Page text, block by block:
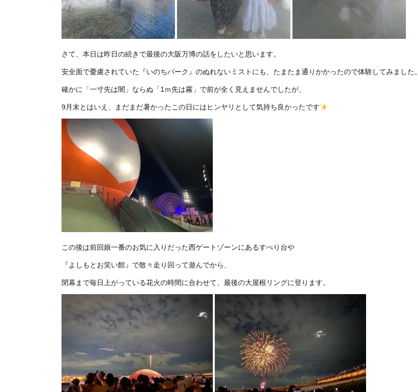
さて、本日は昨日の続きで最後の大阪万博の話をしたいと思います。
安全面で憂慮されていた『いのちパーク』のぬれないミストにも、たまたま通りかかったので体験してみました。
確かに「一寸先は闇」ならぬ「1ｍ先は霧」で前が全く見えませんでしたが、
9月末とはいえ、まだまだ暑かったこの日にはヒンヤリとして気持ち良かったです
この後は前回娘一番のお気に入りだった西ゲートゾーンにあるすべり台や
『よしもとお笑い館』で散々走り回って遊んでから、
閉幕まで毎日上がっている花火の時間に合わせて、最後の大屋根リングに登ります。